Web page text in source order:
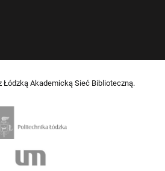
Łódzką Akademicką Sieć Biblioteczną.